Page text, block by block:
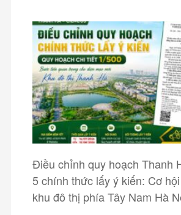
Điều chỉnh quy hoạch Thanh
5 chính thức lấy ý kiến: Cơ
khu đô thị phía Tây Nam Hà